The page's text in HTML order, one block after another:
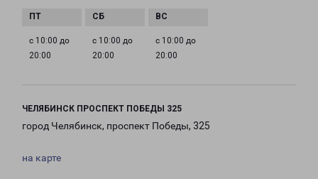
с 10:00 до
20:00
с 10:00 до
20:00
с 10:00 до
20:00
ЧЕЛЯБИНСК ПРОСПЕКТ ПОБЕДЫ 325
город Челябинск, проспект Победы, 325
на карте